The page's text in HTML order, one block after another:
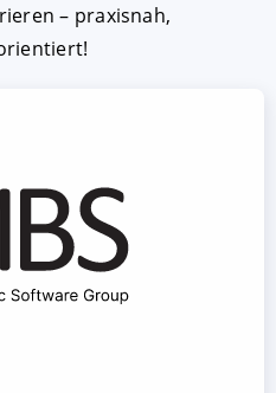
– praxisnah,